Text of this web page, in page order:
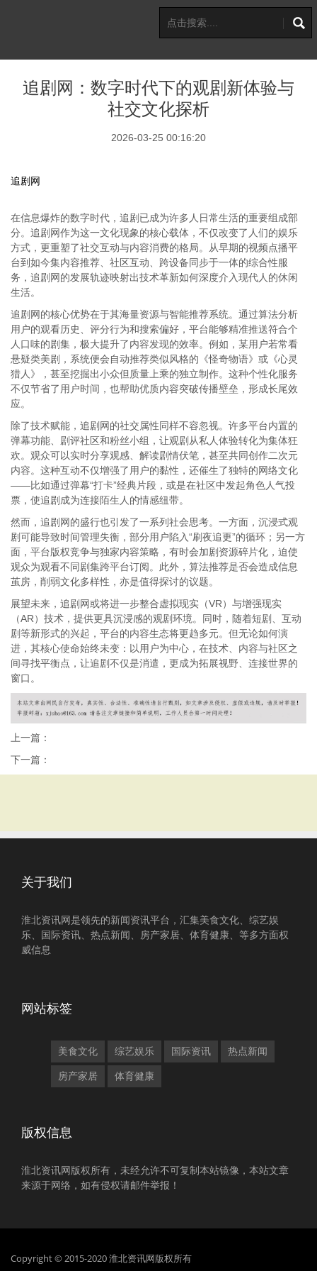
追剧网：数字时代下的观剧新体验与
社交文化探析
2026-03-25 00:16:20
追剧网
在信息爆炸的数字时代，追剧已成为许多人日常生活的重要组成部
分。追剧网作为这一文化现象的核心载体，不仅改变了人们的娱乐
方式，更重塑了社交互动与内容消费的格局。从早期的视频点播平
台到如今集内容推荐、社区互动、跨设备同步于一体的综合性服
务，追剧网的发展轨迹映射出技术革新如何深度介入现代人的休闲
生活。
追剧网的核心优势在于其海量资源与智能推荐系统。通过算法分析
用户的观看历史、评分行为和搜索偏好，平台能够精准推送符合个
人口味的剧集，极大提升了内容发现的效率。例如，某用户若常看
悬疑类美剧，系统便会自动推荐类似风格的《怪奇物语》或《心灵
猎人》，甚至挖掘出小众但质量上乘的独立制作。这种个性化服务
不仅节省了用户时间，也帮助优质内容突破传播壁垒，形成长尾效
应。
除了技术赋能，追剧网的社交属性同样不容忽视。许多平台内置的
弹幕功能、剧评社区和粉丝小组，让观剧从私人体验转化为集体狂
欢。观众可以实时分享观感、解读剧情伏笔，甚至共同创作二次元
内容。这种互动不仅增强了用户的黏性，还催生了独特的网络文化
——比如通过弹幕“打卡”经典片段，或是在社区中发起角色人气投
票，使追剧成为连接陌生人的情感纽带。
然而，追剧网的盛行也引发了一系列社会思考。一方面，沉浸式观
剧可能导致时间管理失衡，部分用户陷入“刷夜追更”的循环；另一方
面，平台版权竞争与独家内容策略，有时会加剧资源碎片化，迫使
观众为观看不同剧集跨平台订阅。此外，算法推荐是否会造成信息
茧房，削弱文化多样性，亦是值得探讨的议题。
展望未来，追剧网或将进一步整合虚拟现实（VR）与增强现实
（AR）技术，提供更具沉浸感的观剧环境。同时，随着短剧、互动
剧等新形式的兴起，平台的内容生态将更趋多元。但无论如何演
进，其核心使命始终未变：以用户为中心，在技术、内容与社区之
间寻找平衡点，让追剧不仅是消遣，更成为拓展视野、连接世界的
窗口。
上一篇：
下一篇：
关于我们
淮北资讯网是领先的新闻资讯平台，汇集美食文化、综艺娱
乐、国际资讯、热点新闻、房产家居、体育健康、等多方面权
威信息
网站标签
美食文化 综艺娱乐 国际资讯 热点新闻
房产家居 体育健康
版权信息
淮北资讯网版权所有，未经允许不可复制本站镜像，本站文章
来源于网络，如有侵权请邮件举报！
Copyright © 2015-2020 淮北资讯网版权所有